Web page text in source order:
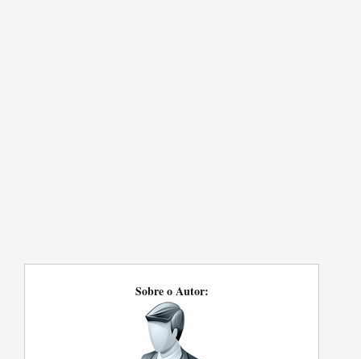
Sobre o Autor: